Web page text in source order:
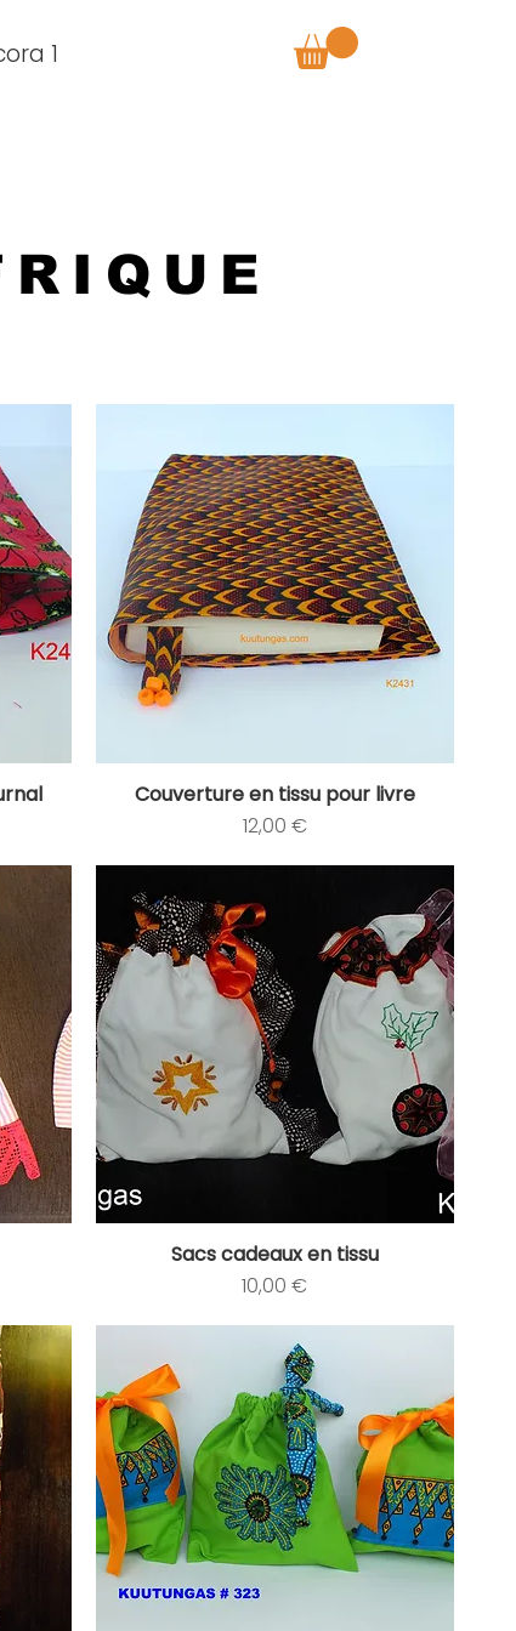
1
Aperçu rapide
Couverture en tissu pour livre
Prix
12,00 €
Aperçu rapide
Sacs cadeaux en tissu
Prix
10,00 €